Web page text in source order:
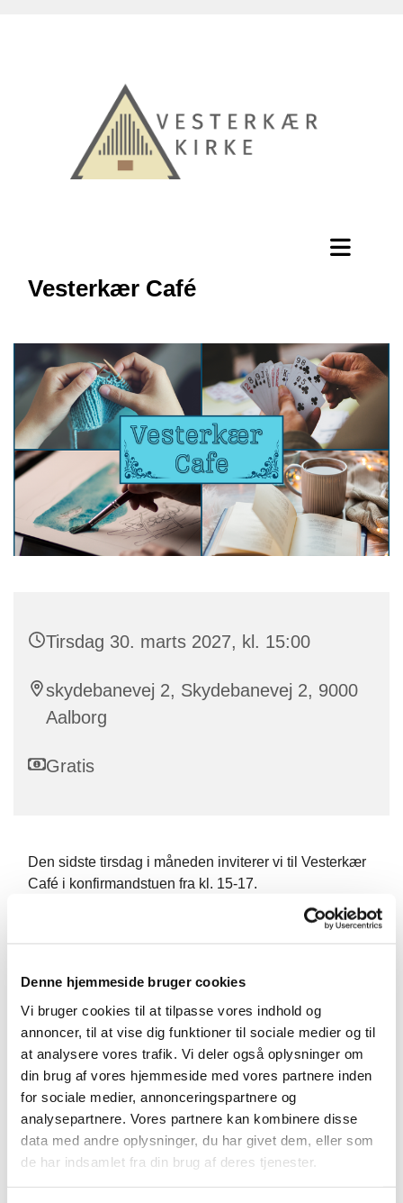
Denne hjemmeside bruger cookies
Vi bruger cookies til at tilpasse vores indhold og
annoncer, til at vise dig funktioner til sociale medier og til
at analysere vores trafik. Vi deler også oplysninger om
din brug af vores hjemmeside med vores partnere inden
for sociale medier, annonceringspartnere og
analysepartnere. Vores partnere kan kombinere disse
data med andre oplysninger, du har givet dem, eller som
de har indsamlet fra din brug af deres tjenester.
Vesterkær Café
Tirsdag 30. marts 2027, kl. 15:00
skydebanevej 2, Skydebanevej 2, 9000
Aalborg
Gratis
Den sidste tirsdag i måneden inviterer vi til Vesterkær
Café i konfirmandstuen fra kl. 15-17.
Der er mulighed for at tage håndarbejde med, spille
spil, eller blot få en kop kaffe og en god snak
Vi stiller gerne garn til rådighed til f.eks. at strikke
vores bod, af garn - eller man kan have sit eget
håndarbejde med – strikketøj, hækletøj, broderi,
akvarel-maleri eller andet.
Man kan også lægge puslespil, spille ludo eller kort.
Vi har kaffe og the på kanden og en småkage, og
håber vi får et par hyggelige timer sammen.